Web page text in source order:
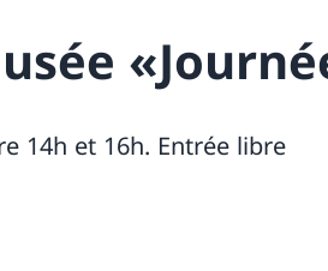
14h et 16h. Entrée libre